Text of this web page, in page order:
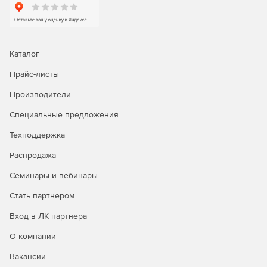
WhatsUp Gold собирает записи потока при помощи Cisco
NetFlow, NetFlow-Lite и NSEL, Juniper J-Flow, sFlow и
установить политики использования полосы
оповещение и создание отчетов о трафике интерфейса и
Предоставляются подробные и исполнимые данные об
основных отправителях, получателях, обмене данными,
способность.
Мониторинг виртуальной среды
сопоставления, наблюдения, оповещения и создания
гостевых устройств ESX и ESXi в реальном времени.
Система поддерживает актуальный список всех узлов и
Каталог
Прайс-листы
Производители
Специальные предложения
Техподдержка
Распродажа
Семинары и вебинары
Стать партнером
Вход в ЛК партнера
О компании
Вакансии